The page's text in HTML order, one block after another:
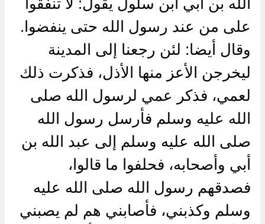
الله بن أبي ابن سلول يقول: لا تنفقوا
على من عند رسول الله حتى ينفضوا.
وقال أيضا: لئن رجعنا إلى المدينة
ليخرجن الأعز منها الأذل، فذكرت ذلك
لعمي، فذكر عمي لرسول الله صلى
الله عليه وسلم فأرسل رسول الله
صلى الله عليه وسلم إلى عبد الله بن
أبي وأصحابه، فحلفوا ما قالوا،
فصدقهم رسول الله صلى الله عليه
وسلم وكذبني، فأصابني هم لم يصبني